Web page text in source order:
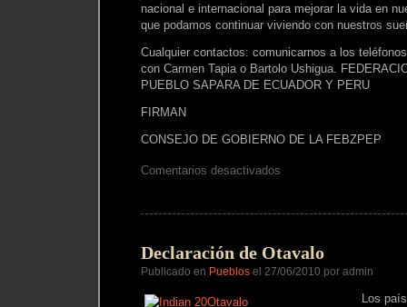
nacional e internacional para mejorar la vida en
que podamos continuar viviendo con nuestros
Cualquier contactos: comunicarnos a los
con Carmen Tapia o Bartolo Ushigua.
PUEBLO SAPARA DE ECUADOR Y PERU
FIRMAN
CONSEJO DE GOBIERNO DE LA FEBZPEP
Comentarios desactivados
Supervivencia
Declaración de Otavalo
Publicado en Pueblos el 27/06/2010 por admin
Los